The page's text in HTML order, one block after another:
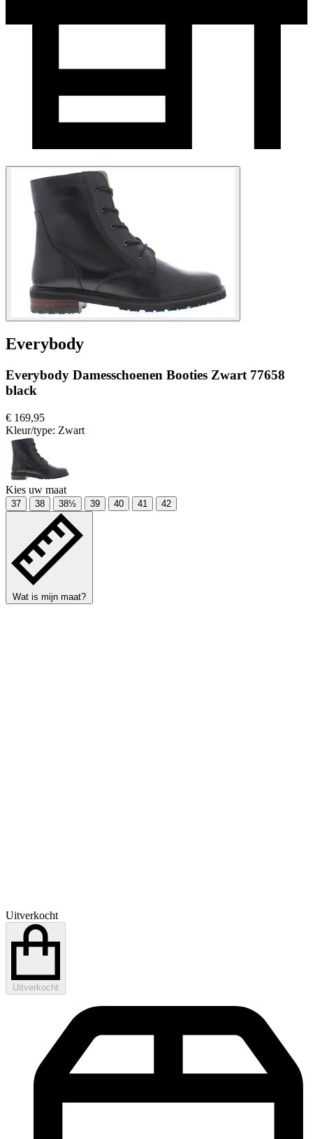
Everybody
Everybody Damesschoenen Booties Zwart 77658
black
€ 169,95
Kleur/type: Zwart
Kies uw maat
37 38 38½ 39 40 41 42
Wat is mijn maat?
Uitverkocht
Uitverkocht